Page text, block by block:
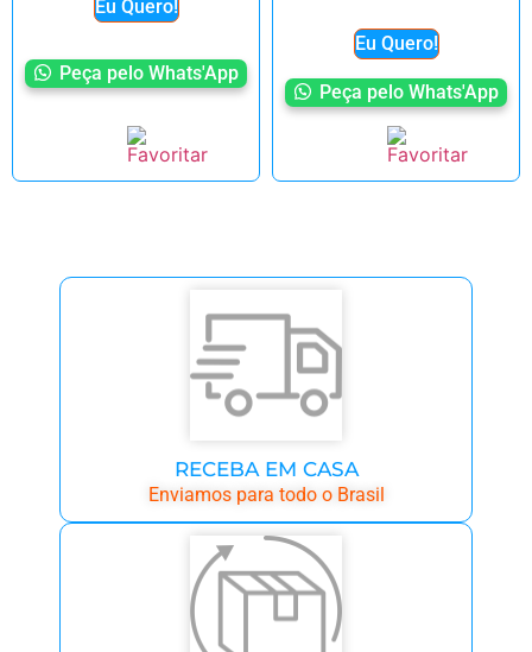
Eu Quero!
Peça pelo Whats'App
Eu Quero!
Peça pelo Whats'App
RECEBA EM CASA
Enviamos para todo o Brasil